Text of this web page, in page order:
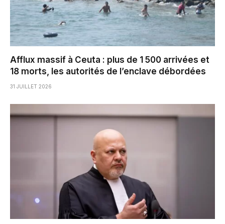
Afflux massif à Ceuta : plus de 1 500 arrivées et
18 morts, les autorités de l’enclave débordées
31 JUILLET 2026